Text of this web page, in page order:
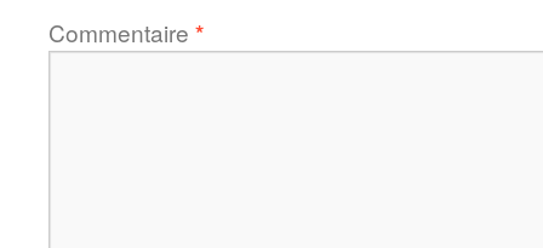
Commentaire *